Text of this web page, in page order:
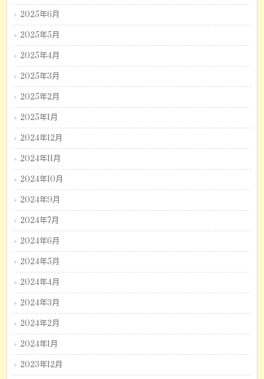
2025年6月
2025年5月
2025年4月
2025年3月
2025年2月
2025年1月
2024年12月
2024年11月
2024年10月
2024年9月
2024年7月
2024年6月
2024年5月
2024年4月
2024年3月
2024年2月
2024年1月
2023年12月